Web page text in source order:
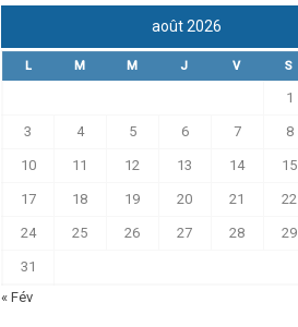
août 2026
L M M J V S
1
3 4 5 6 7 8
10 11 12 13 14 15
17 18 19 20 21 22
24 25 26 27 28 29
31
« Fév